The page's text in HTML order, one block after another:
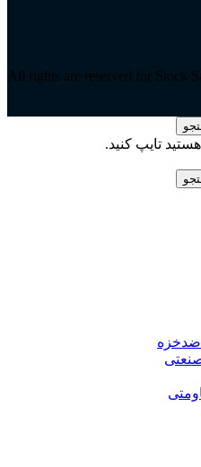
All rights are reserved for Stock
تایپ کنید.
ضدخزه